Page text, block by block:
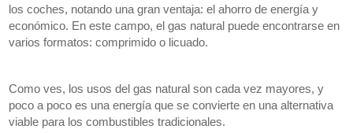
los coches, notando una gran ventaja: el ahorro de energía y
económico. En este campo, el gas natural puede encontrarse en
varios formatos: comprimido o licuado.
Como ves, los usos del gas natural son cada vez mayores, y
poco a poco es una energía que se convierte en una alternativa
viable para los combustibles tradicionales.